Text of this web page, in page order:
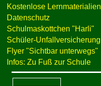
Kostenlose Lernmaterialien
Datenschutz
Schulmaskottchen "Harli"
Schüler-Unfallversicherung
Flyer "Sichtbar unterwegs"
Infos: Zu Fuß zur Schule